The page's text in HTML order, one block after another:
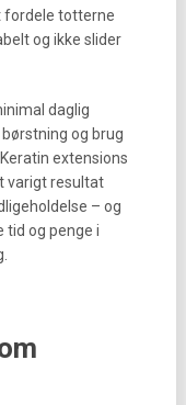
totterne
og ikke slider
daglig
og brug
extensions
varigt resultat
– og
tid og penge i